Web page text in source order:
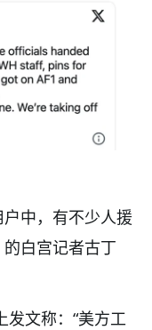
中，有不少人援
白宫记者古丁
发文称：“美方工